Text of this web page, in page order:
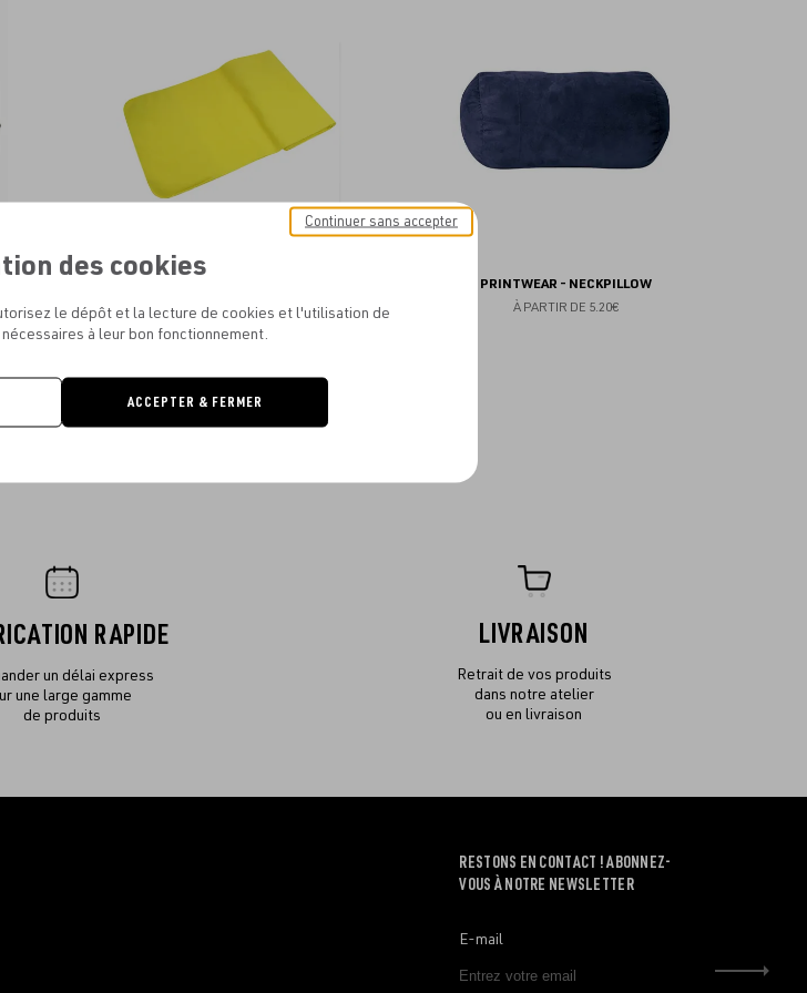
À PARTIR DE2.60€
PRINTWEAR - NECKPILLOW
À PARTIR DE 5.20€
RAPIDE
un délai express
une large gamme
de produits
LIVRAISON
Retrait de vos produits
dans notre atelier
ou en livraison
RESTONS EN CONTACT ! ABONNEZ-
VOUS À NOTRE NEWSLETTER
E-mail
des cookies
le dépôt et la lecture de cookies et l'utilisation de
à leur bon fonctionnement.
Continuer sans accepter
ACCEPTER & FERMER